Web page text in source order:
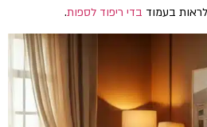
בעמוד בדי ריפוד לספות.